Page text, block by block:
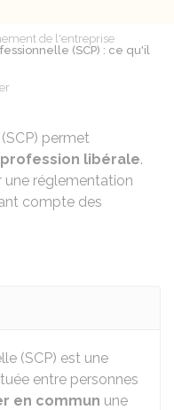
de l'entreprise
(SCP) : ce qu'il
permet
libérale.
une réglementation
compte des
(SCP) est une
entre personnes
en commun une